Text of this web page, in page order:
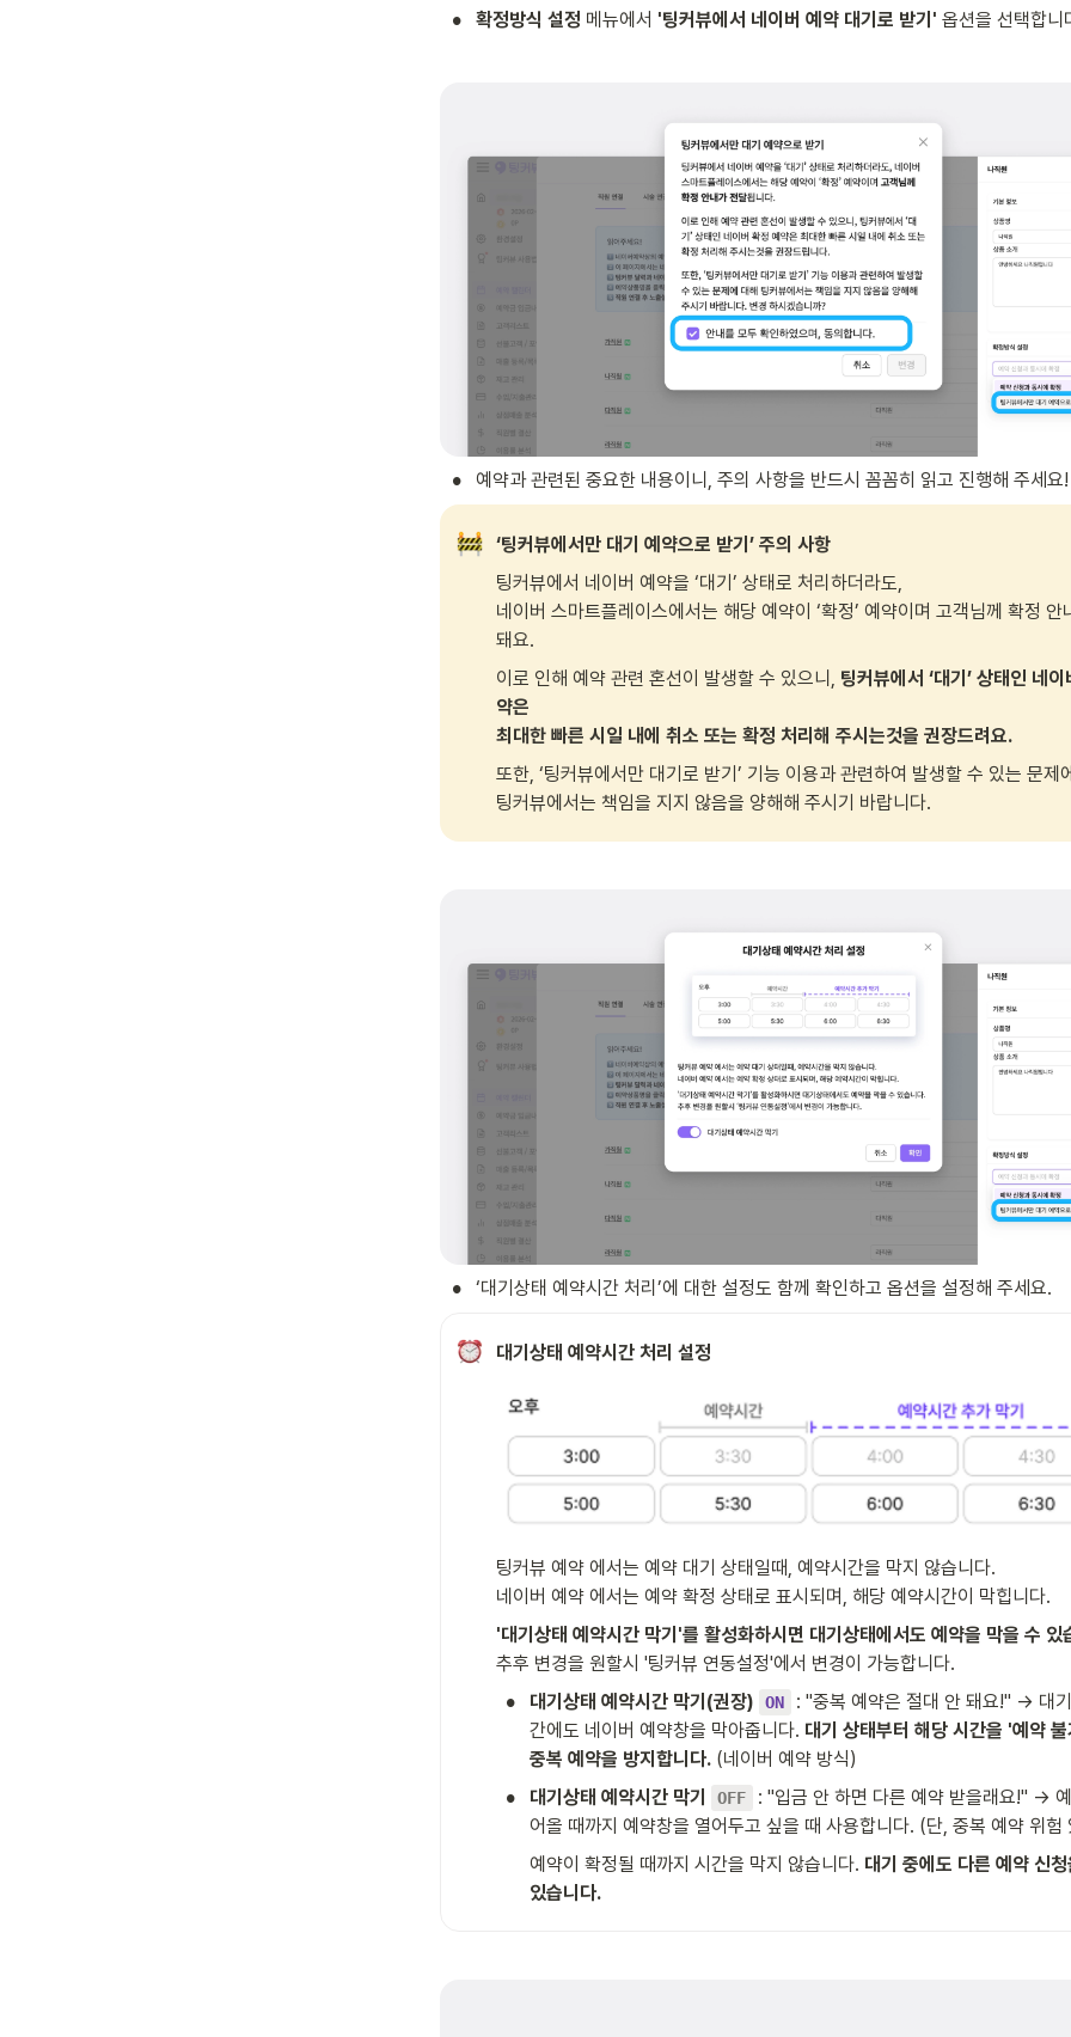
• 확정방식 설정 메뉴에서 '팅커뷰에서 네이버 예약 대기로 받기' 옵션을 선택합니
• 예약과 관련된 중요한 내용이니, 주의 사항을 반드시 꼼꼼히 읽고 진행해 주세
‘팅커뷰에서만 대기 예약으로 받기’ 주의 사항
팅커뷰에서 네이버 예약을 ‘대기’ 상태로 처리하더라도,
네이버 스마트플레이스에서는 해당 예약이 ‘확정’ 예약이며 고객님께 확정 안
돼요.
이로 인해 예약 관련 혼선이 발생할 수 있으니, 팅커뷰에서 ‘대기’ 상태인 네
약은
최대한 빠른 시일 내에 취소 또는 확정 처리해 주시는것을 권장드려요.
또한, ‘팅커뷰에서만 대기로 받기’ 기능 이용과 관련하여 발생할 수 있는 문제
팅커뷰에서는 책임을 지지 않음을 양해해 주시기 바랍니다.
• ‘대기상태 예약시간 처리’에 대한 설정도 함께 확인하고 옵션을 설정해 주세요.
대기상태 예약시간 처리 설정
팅커뷰 예약 에서는 예약 대기 상태일때, 예약시간을 막지 않습니다.
네이버 예약 에서는 예약 확정 상태로 표시되며, 해당 예약시간이 막힙니다.
추후 변경을 원할시 '팅커뷰 연동설정'에서 변경이 가능합니다.
• 대기상태 예약시간 막기(권장) ON
: "중복 예약은 절대 안 돼요!" → 대
간에도 네이버 예약창을 막아줍니다. 대기 상태부터 해당 시간을 '예약
중복 예약을 방지합니다. (네이버 예약 방식)
• 대기상태 예약시간 막기 OFF
: "입금 안 하면 다른 예약 받을래요!" →
어올 때까지 예약창을 열어두고 싶을 때 사용합니다. (단, 중복 예약 위험
예약이 확정될 때까지 시간을 막지 않습니다. 대기 중에도 다른 예약 신
있습니다.